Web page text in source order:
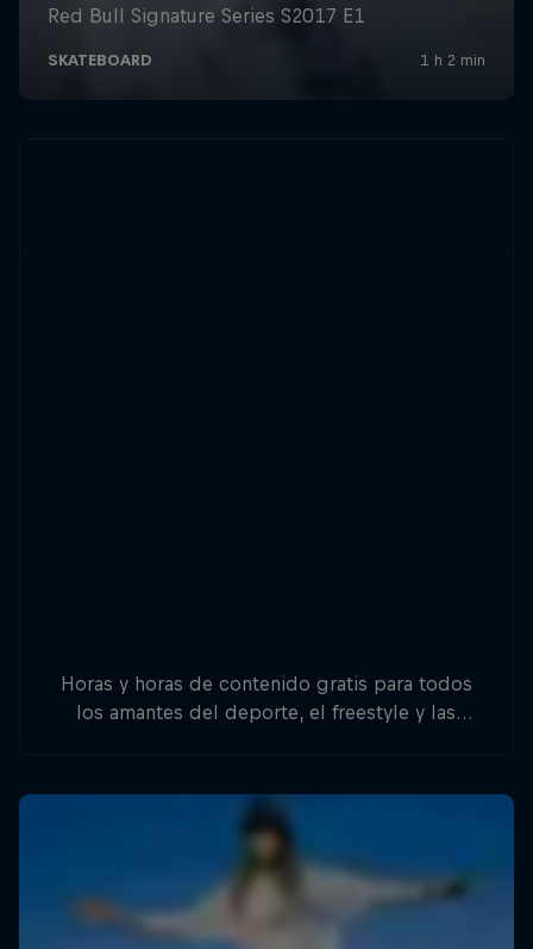
Horas y horas de contenido gratis para todos
los amantes del deporte, el freestyle y las